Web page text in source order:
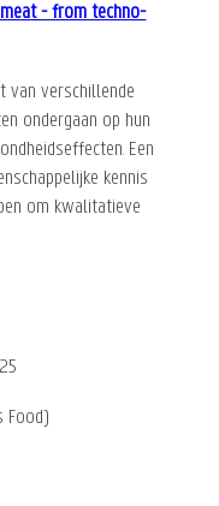
- from techno-
van verschillende
ondergaan op hun
Een
kennis
om kwalitatieve
Food)